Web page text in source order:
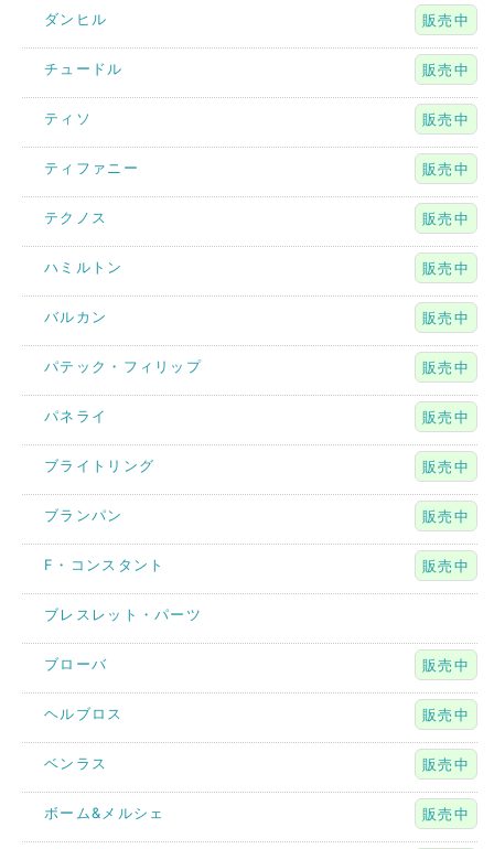
ダンヒル 販売中
チュードル 販売中
ティソ 販売中
ティファニー 販売中
テクノス 販売中
ハミルトン 販売中
バルカン 販売中
パテック・フィリップ 販売中
パネライ 販売中
ブライトリング 販売中
ブランパン 販売中
F・コンスタント 販売中
ブレスレット・パーツ
ブローバ 販売中
ヘルブロス 販売中
ベンラス 販売中
ボーム&メルシェ 販売中